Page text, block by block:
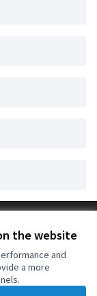
the website
and
a more